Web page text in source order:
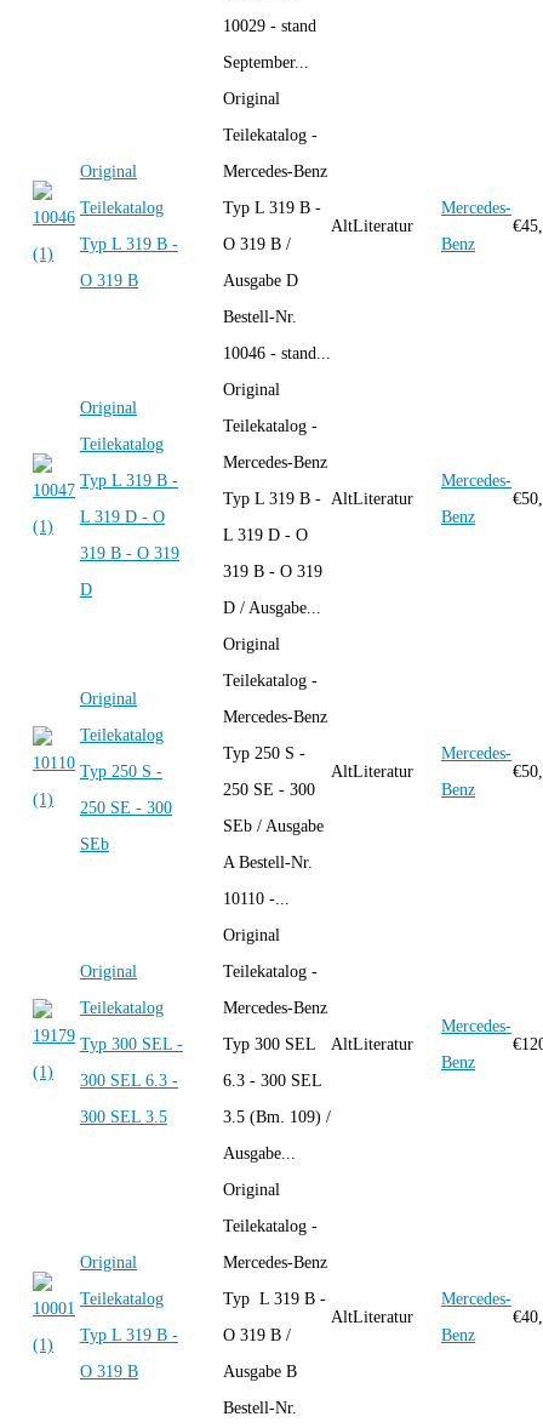
10029 - stand
September...
Original
Teilekatalog
Typ L 319 B -
O 319 B
Original
Teilekatalog -
Mercedes-Benz
Typ L 319 B -
O 319 B /
Ausgabe D
Bestell-Nr.
10046 - stand...
AltLiteratur
Mercedes-
Benz
€
Original
Teilekatalog
Typ L 319 B -
L 319 D - O
319 B - O 319
D
Original
Teilekatalog -
Mercedes-Benz
Typ L 319 B -
L 319 D - O
319 B - O 319
D / Ausgabe...
AltLiteratur
Mercedes-
Benz
€
Original
Teilekatalog
Typ 250 S -
250 SE - 300
SEb
Original
Teilekatalog -
Mercedes-Benz
Typ 250 S -
250 SE - 300
SEb / Ausgabe
A Bestell-Nr.
10110 -...
AltLiteratur
Mercedes-
Benz
€
Original
Teilekatalog
Typ 300 SEL -
300 SEL 6.3 -
300 SEL 3.5
Original
Teilekatalog -
Mercedes-Benz
Typ 300 SEL
6.3 - 300 SEL
3.5 (Bm. 109) /
Ausgabe...
AltLiteratur
Mercedes-
Benz
€
Original
Teilekatalog
Typ L 319 B -
O 319 B
Original
Teilekatalog -
Mercedes-Benz
Typ L 319 B -
O 319 B /
Ausgabe B
Bestell-Nr.
AltLiteratur
Mercedes-
Benz
€